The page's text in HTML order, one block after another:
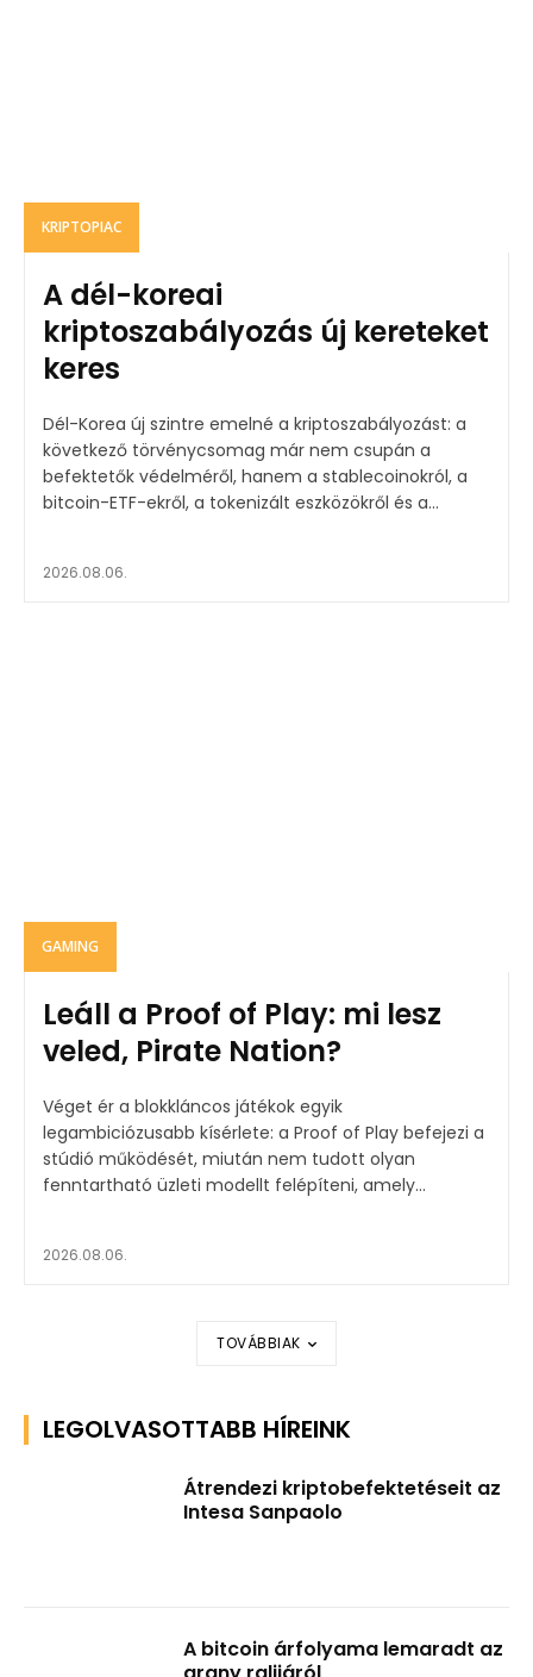
KRIPTOPIAC
A dél-koreai
kriptoszabályozás új kereteket
keres
Dél-Korea új szintre emelné a kriptoszabályozást: a
következő törvénycsomag már nem csupán a
befektetők védelméről, hanem a stablecoinokról, a
bitcoin-ETF-ekről, a tokenizált eszközökről és a...
2026.08.06.
GAMING
Leáll a Proof of Play: mi lesz
veled, Pirate Nation?
Véget ér a blokkláncos játékok egyik
legambiciózusabb kísérlete: a Proof of Play befejezi a
stúdió működését, miután nem tudott olyan
fenntartható üzleti modellt felépíteni, amely...
2026.08.06.
TOVÁBBIAK
LEGOLVASOTTABB HÍREINK
Átrendezi kriptobefektetéseit az
Intesa Sanpaolo
A bitcoin árfolyama lemaradt az